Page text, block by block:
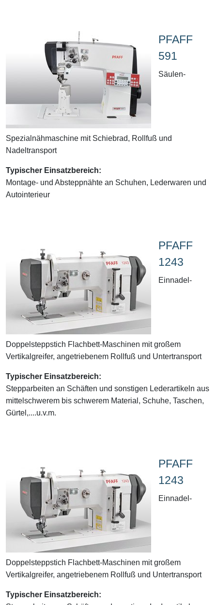
PFAFF
591
Säulen-
Spezialnähmaschine mit Schiebrad, Rollfuß und
Nadeltransport
Typischer Einsatzbereich:
Montage- und Absteppnähte an Schuhen, Lederwaren und
Autointerieur
PFAFF
1243
Einnadel-
Doppelsteppstich Flachbett-Maschinen mit großem
Vertikalgreifer, angetriebenem Rollfuß und Untertransport
Typischer Einsatzbereich:
Stepparbeiten an Schäften und sonstigen Lederartikeln aus
mittelschwerem bis schwerem Material, Schuhe, Taschen,
Gürtel,....u.v.m.
PFAFF
1243
Einnadel-
Doppelsteppstich Flachbett-Maschinen mit großem
Vertikalgreifer, angetriebenem Rollfuß und Untertransport
Typischer Einsatzbereich: